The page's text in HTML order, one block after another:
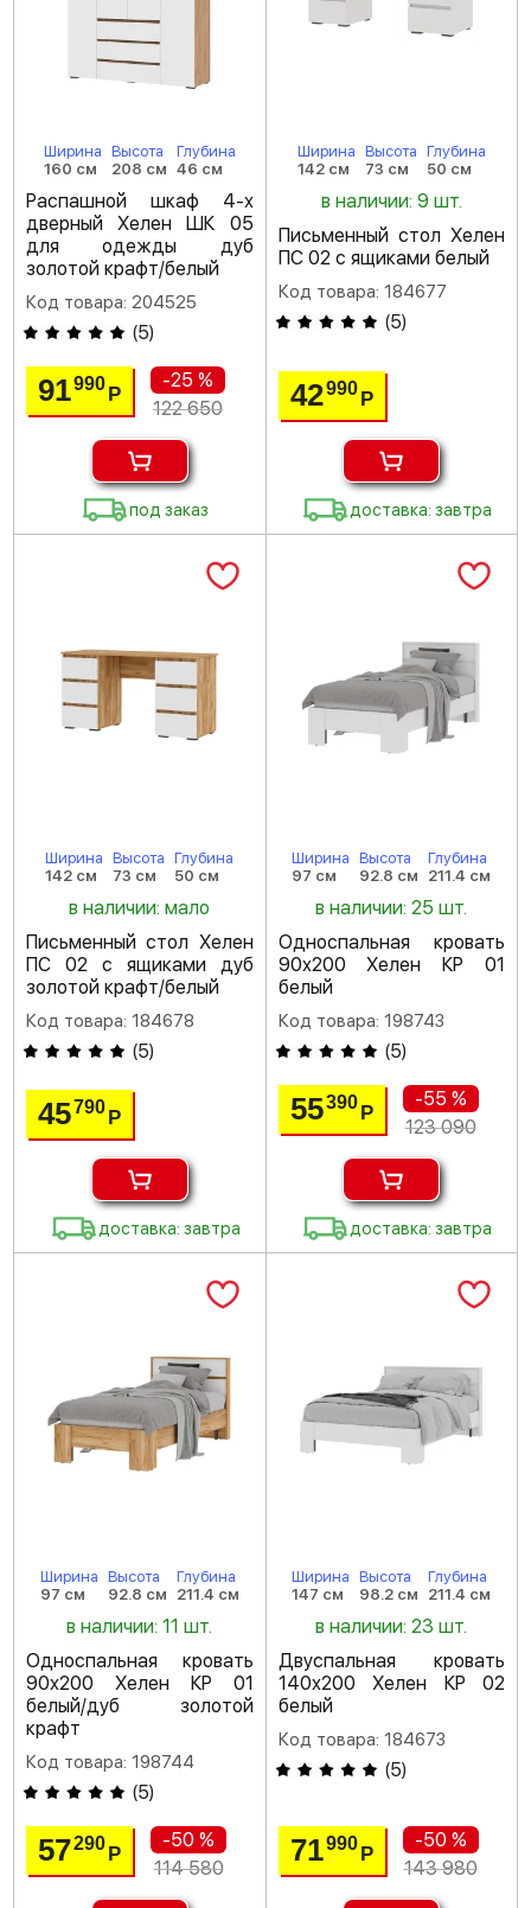
Ширина
160 см
Высота
208 см
Глубина
46 см
Распашной шкаф 4-х
дверный Хелен ШК 05
для одежды дуб
золотой крафт/белый
Код товара: 204525
(5)
91990Р
-25 %
122 650
под заказ
Ширина
142 см
Высота
73 см
Глубина
50 см
в наличии: 9 шт.
Письменный стол Хелен
ПС 02 с ящиками белый
Код товара: 184677
(5)
42990 Р
доставка: завтра
Ширина
142 см
Высота
73 см
Глубина
50 см
в наличии: мало
Письменный стол Хелен
ПС 02 с ящиками дуб
золотой крафт/белый
Код товара: 184678
(5)
45790Р
доставка: завтра
Ширина
97 см
Высота
92.8 см
Глубина
211.4 см
в наличии: 25 шт.
Односпальная кровать
90х200 Хелен КР 01
белый
Код товара: 198743
(5)
55390 Р
-55 %
123 090
доставка: завтра
Ширина
97 см
Высота
92.8 см
Глубина
211.4 см
в наличии: 11 шт.
Односпальная кровать
90х200 Хелен КР 01
белый/дуб золотой
крафт
Код товара: 198744
(5)
57290Р
-50 %
114 580
Ширина
147 см
Высота
98.2 см
Глубина
211.4 см
в наличии: 23 шт.
Двуспальная кровать
140х200 Хелен КР 02
белый
Код товара: 184673
(5)
71990 Р
-50 %
143 980